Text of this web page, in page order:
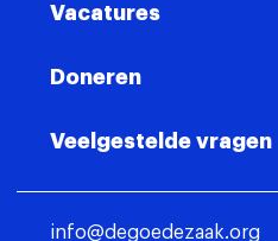
Vacatures
Doneren
Veelgestelde vragen
info@degoedezaak.org